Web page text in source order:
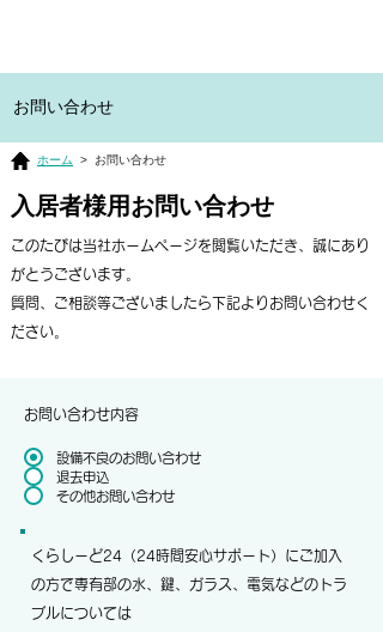
​お問い合わせ
ホーム > お問い合わせ
入居者様用お問い合わせ
このたびは当社ホームページを閲覧いただき、誠にあり
がとうございます。
質問、ご相談等ございましたら下記よりお問い合わせく
ださい。
​お問い合わせ内容
設備不良のお問い合わせ
退去申込
その他お問い合わせ
くらしーど24（24時間安心サポート）にご加入
の方で専有部の水、鍵、ガラス、電気などのトラ
ブルについては